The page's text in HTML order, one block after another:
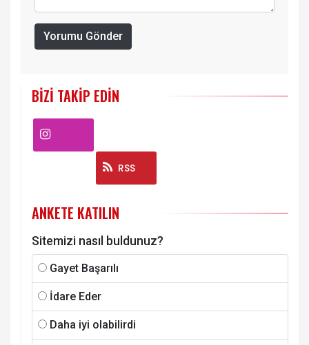
Yorumu Gönder
BIZI TAKIP EDIN
RSS
ANKETE KATILIN
Sitemizi nasıl buldunuz?
Gayet Başarılı
İdare Eder
Daha iyi olabilirdi